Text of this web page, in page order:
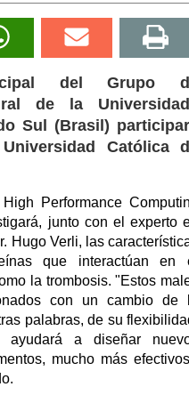
del Grupo
de la
Sul (Brasil)
Católica
Performance
junto con el experto
Hugo Verli, las
que interactúan en
la trombosis. "Estos
con un cambio de
palabras, de su
ayudará a diseñar
mucho más